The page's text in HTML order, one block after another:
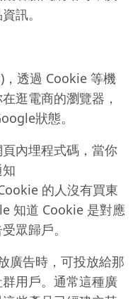
訊。
透過 Cookie 等機
逛電商的瀏覽器，
狀態。
內埋程式碼，當你
的人沒有買東
知道 Cookie 是對應
眾歸戶。
廣告時，可投放給那
用戶。通常這種廣